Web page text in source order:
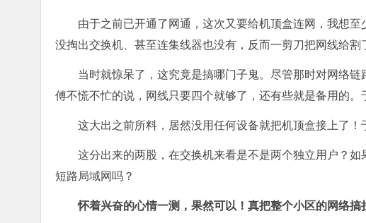
由于之前已开通了网通，这次又要给机顶盒连网，我想
没掏出交换机、甚至连集线器也没有，反而一剪刀把网线给割
当时就惊呆了，这究竟是搞哪门子鬼。尽管那时对网络
傅不慌不忙的说，网线只要四个就够了，还有些就是备用的。
这大出之前所料，居然没用任何设备就把机顶盒接上了！
这分出来的两股，在交换机来看是不是两个独立用户？
短路局域网吗？
怀着兴奋的心情一测，果然可以！真把整个小区的网络搞